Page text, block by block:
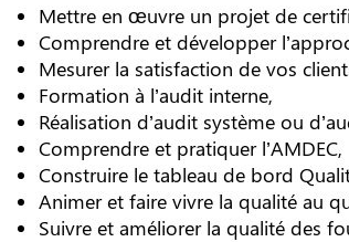
Mettre en œuvre un projet de
Comprendre et développer
Mesurer la satisfaction de vos
Formation à l’audit interne,
Réalisation d’audit système ou
Comprendre et pratiquer l’AMDEC,
Construire le tableau de bord
Animer et faire vivre la qualité au
Suivre et améliorer la qualité des